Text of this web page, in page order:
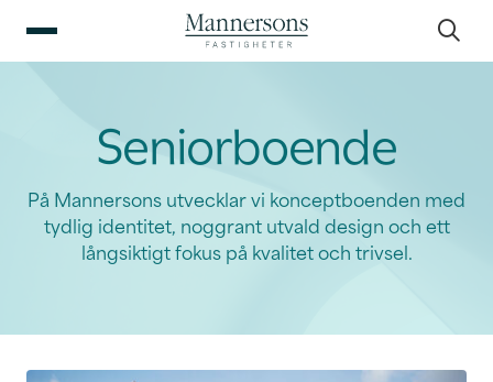
Seniorboende
På Mannersons utvecklar vi konceptboenden med
tydlig identitet, noggrant utvald design och ett
långsiktigt fokus på kvalitet och trivsel.